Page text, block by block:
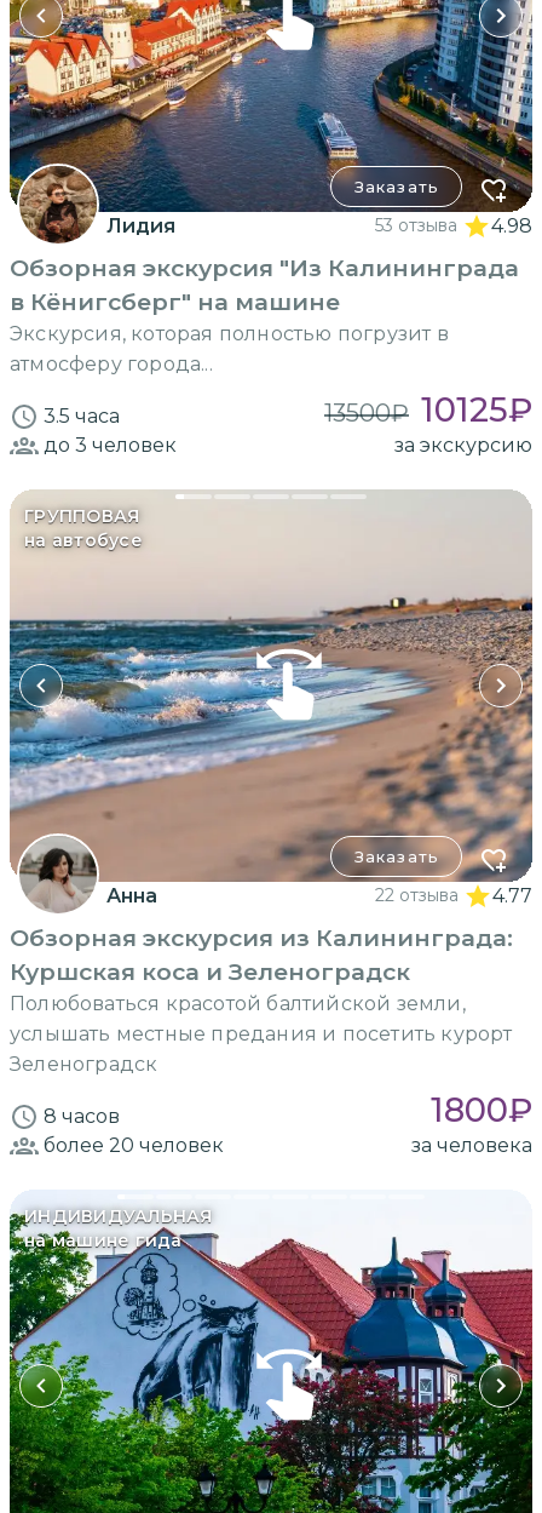
Заказать
Лидия 53 отзыва 4.98
Обзорная экскурсия "Из Калининграда
в Кёнигсберг" на машине
Экскурсия, которая полностью погрузит в
атмосферу города...
3.5 часа 13500₽ 10125₽
до 3 человек за экскурсию
ГРУППОВАЯ
на автобусе
Заказать
Анна 22 отзыва 4.77
Обзорная экскурсия из Калининграда:
Куршская коса и Зеленоградск
Полюбоваться красотой балтийской земли,
услышать местные предания и посетить курорт
Зеленоградск
8 часов 1800₽
более 20 человек за человека
ИНДИВИДУАЛЬНАЯ
на машине гида